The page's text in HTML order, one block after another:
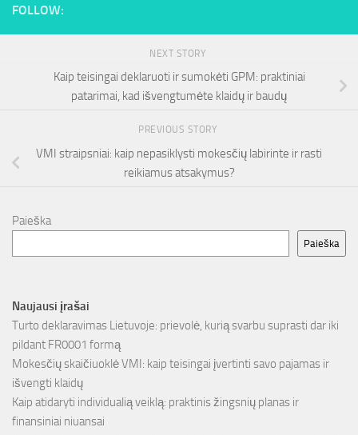
FOLLOW:
NEXT STORY
Kaip teisingai deklaruoti ir sumokėti GPM: praktiniai
patarimai, kad išvengtumėte klaidų ir baudų
PREVIOUS STORY
VMI straipsniai: kaip nepasiklysti mokesčių labirinte ir rasti
reikiamus atsakymus?
Paieška
Paieška
Naujausi įrašai
Turto deklaravimas Lietuvoje: prievolė, kurią svarbu suprasti dar iki
pildant FR0001 formą
Mokesčių skaičiuoklė VMI: kaip teisingai įvertinti savo pajamas ir
išvengti klaidų
Kaip atidaryti individualią veiklą: praktinis žingsnių planas ir
finansiniai niuansai